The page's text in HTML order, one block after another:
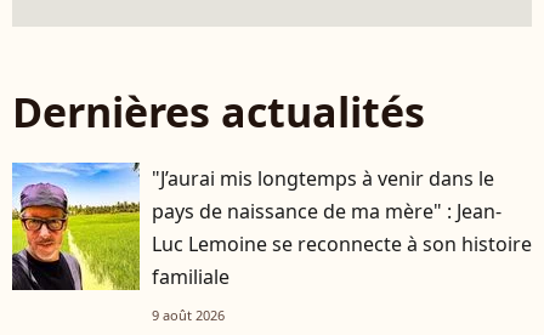
Dernières actualités
"J’aurai mis longtemps à venir dans le
pays de naissance de ma mère" : Jean-
Luc Lemoine se reconnecte à son histoire
familiale
9 août 2026